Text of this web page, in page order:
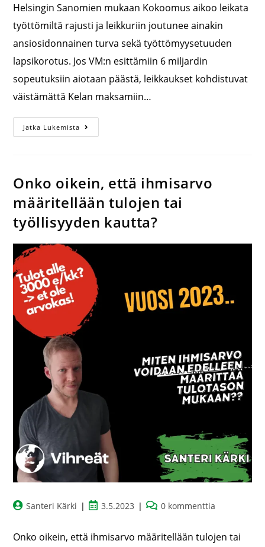
Helsingin Sanomien mukaan Kokoomus aikoo leikata
työttömiltä rajusti ja leikkuriin joutunee ainakin
ansiosidonnainen turva sekä työttömyysetuuden
lapsikorotus. Jos VM:n esittämiin 6 miljardin
sopeutuksiin aiotaan päästä, leikkaukset kohdistuvat
väistämättä Kelan maksamiin…
Jatka Lukemista
Onko oikein, että ihmisarvo
määritellään tulojen tai
työllisyyden kautta?
Santeri Kärki 3.5.2023 0 kommenttia
Onko oikein, että ihmisarvo määritellään tulojen tai